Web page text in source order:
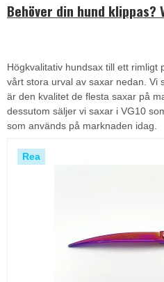
Behöver din hund
Högkvalitativ hundsax till ett rimligt
vårt stora urval av saxar nedan. Vi
är den kvalitet de flesta saxar på
dessutom säljer vi saxar i VG10
som används på marknaden idag.
Rea